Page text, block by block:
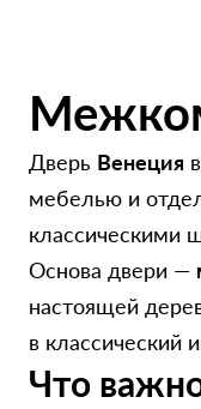
Дверь Венеция
мебелью и
классическими
Основа двери —
настоящей
в классический
Что